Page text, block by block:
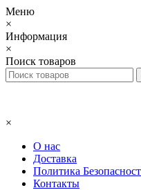
Меню
×
Информация
×
Поиск товаров
×
О нас
Доставка
Политика
Контакты